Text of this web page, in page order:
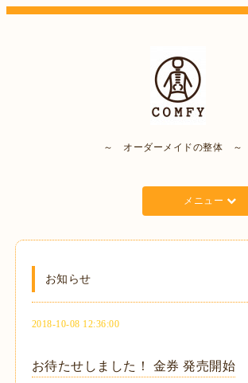
～ オーダーメイドの整体 ～
メニュー
お知らせ
2018-10-08 12:36:00
お待たせしました！ 金券 発売開始